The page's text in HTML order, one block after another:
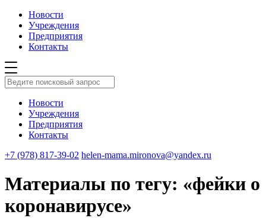
Новости
Учреждения
Предприятия
Контакты
Новости
Учреждения
Предприятия
Контакты
+7 (978) 817-39-02 helen-mama.mironova@yandex.ru
Материалы по тегу: «фейки о
коронавирусе»